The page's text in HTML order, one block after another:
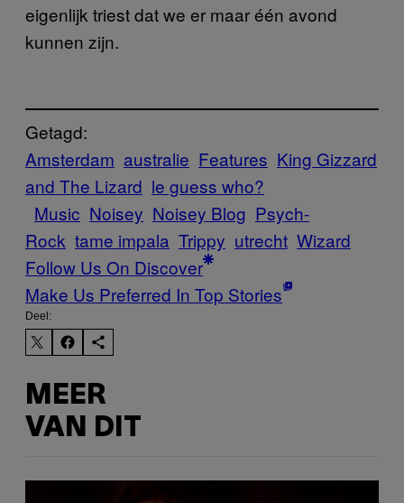
eigenlijk triest dat we er maar één avond
kunnen zijn.
Getagd:
Amsterdam australie Features King Gizzard
and The Lizard le guess who?
Music Noisey Noisey Blog Psych-
Rock tame impala Trippy utrecht Wizard
Follow Us On Discover
Make Us Preferred In Top Stories
Deel:
MEER
VAN DIT